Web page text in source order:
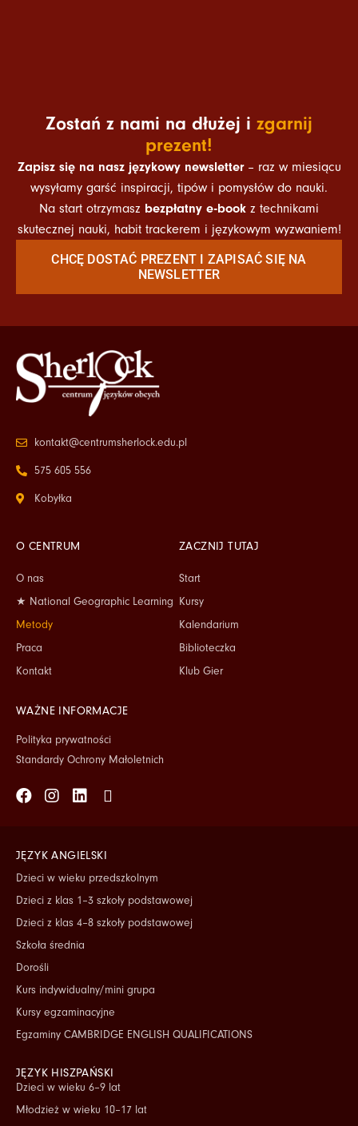
Zostań z nami na dłużej i zgarnij
prezent!
Zapisz się na nasz językowy newsletter– raz w miesiącu
wysyłamy garść inspiracji, tipów i pomysłów do nauki.
Na start otrzymasz bezpłatny e-book z technikami
skutecznej nauki, habit trackerem i językowym wyzwaniem!
CHCĘ DOSTAĆ PREZENT I ZAPISAĆ SIĘ NA
NEWSLETTER
kontakt@centrumsherlock.edu.pl
575 605 556
Kobyłka
O CENTRUM
O nas
★ National Geographic Learning
Metody
Praca
Kontakt
ZACZNIJ TUTAJ
Start
Kursy
Kalendarium
Biblioteczka
Klub Gier
WAŻNE INFORMACJE
Polityka prywatności
Standardy Ochrony Małoletnich
Facebook
Instagram
Linkedin
Tiktok
JĘZYK ANGIELSKI
Dzieci w wieku przedszkolnym
Dzieci z klas 1–3 szkoły podstawowej
Dzieci z klas 4–8 szkoły podstawowej
Szkoła średnia
Dorośli
Kurs indywidualny/mini grupa
Kursy egzaminacyjne
Egzaminy CAMBRIDGE ENGLISH QUALIFICATIONS
JĘZYK HISZPAŃSKI
Dzieci w wieku 6–9 lat
Młodzież w wieku 10–17 lat